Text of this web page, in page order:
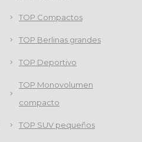
TOP Compactos
TOP Berlinas grandes
TOP Deportivo
TOP Monovolumen
compacto
TOP SUV pequeños